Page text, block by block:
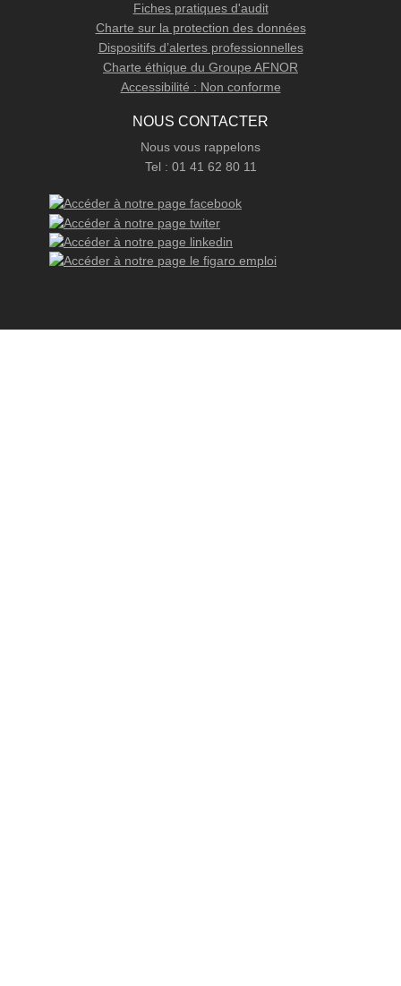
Fiches pratiques d'audit
Charte sur la protection des données
Dispositifs d’alertes professionnelles
Charte éthique du Groupe AFNOR
Accessibilité : Non conforme
NOUS CONTACTER
Nous vous rappelons
Tel : 01 41 62 80 11